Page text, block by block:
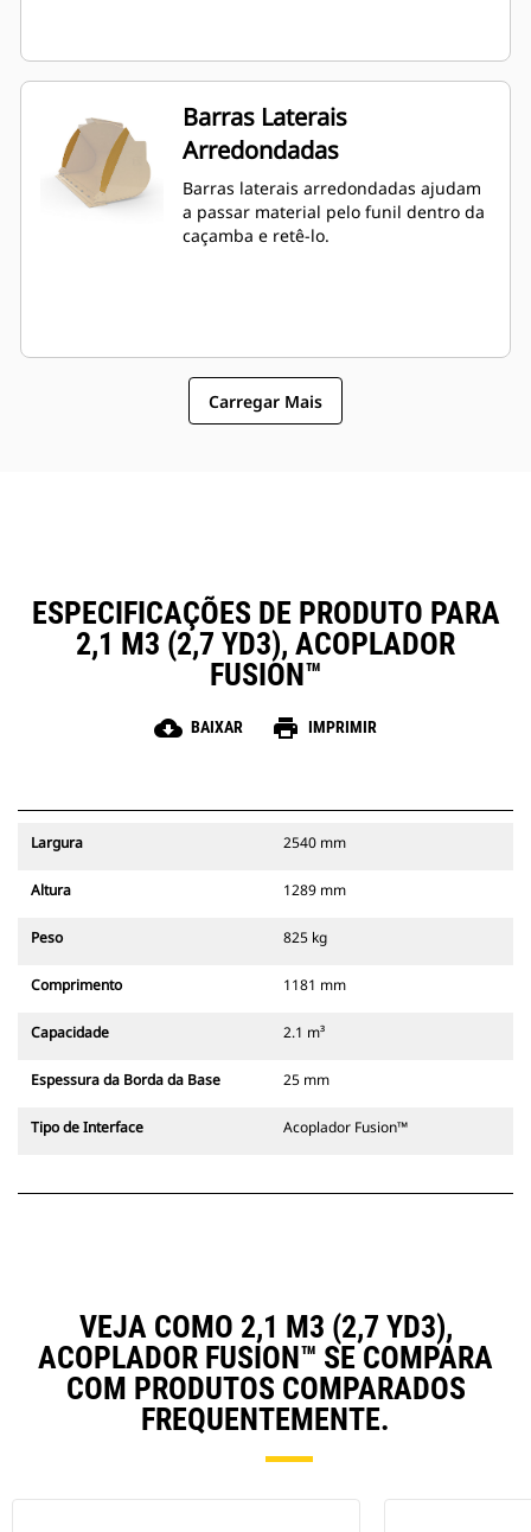
Barras Laterais
Arredondadas
Barras laterais arredondadas ajudam
a passar material pelo funil dentro da
caçamba e retê-lo.
Carregar Mais
ESPECIFICAÇÕES DE PRODUTO PARA
2,1 M3 (2,7 YD3), ACOPLADOR
FUSION™
cloud_download BAIXAR print IMPRIMIR
Largura 2540 mm
Altura 1289 mm
Peso 825 kg
Comprimento 1181 mm
Capacidade 2.1 m³
Espessura da Borda da Base 25 mm
Tipo de Interface Acoplador Fusion™
VEJA COMO 2,1 M3 (2,7 YD3),
ACOPLADOR FUSION™ SE COMPARA
COM PRODUTOS COMPARADOS
FREQUENTEMENTE.